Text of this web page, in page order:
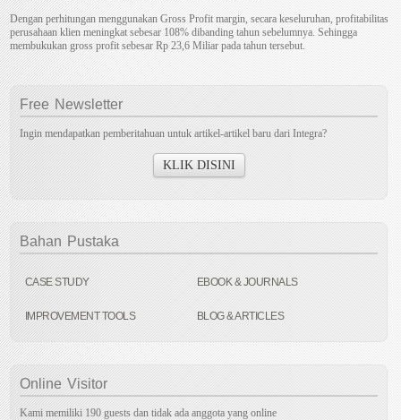
Dengan perhitungan menggunakan Gross Profit margin, secara keseluruhan, profitabilitas
perusahaan klien meningkat sebesar 108% dibanding tahun sebelumnya. Sehingga
membukukan gross profit sebesar Rp 23,6 Miliar pada tahun tersebut.
FreeNewsletter
Ingin mendapatkan pemberitahuan untuk artikel-artikel baru dari Integra?
KLIK DISINI
BahanPustaka
CASE STUDY EBOOK & JOURNALS
IMPROVEMENT TOOLS BLOG & ARTICLES
OnlineVisitor
Kami memiliki 190 guests dan tidak ada anggota yang online